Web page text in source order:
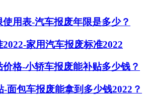
用表-汽车报废年限是多少？
家用汽车报废标准2022
格-小轿车报废能补贴多少钱？
-面包车报废能拿到多少钱2022？